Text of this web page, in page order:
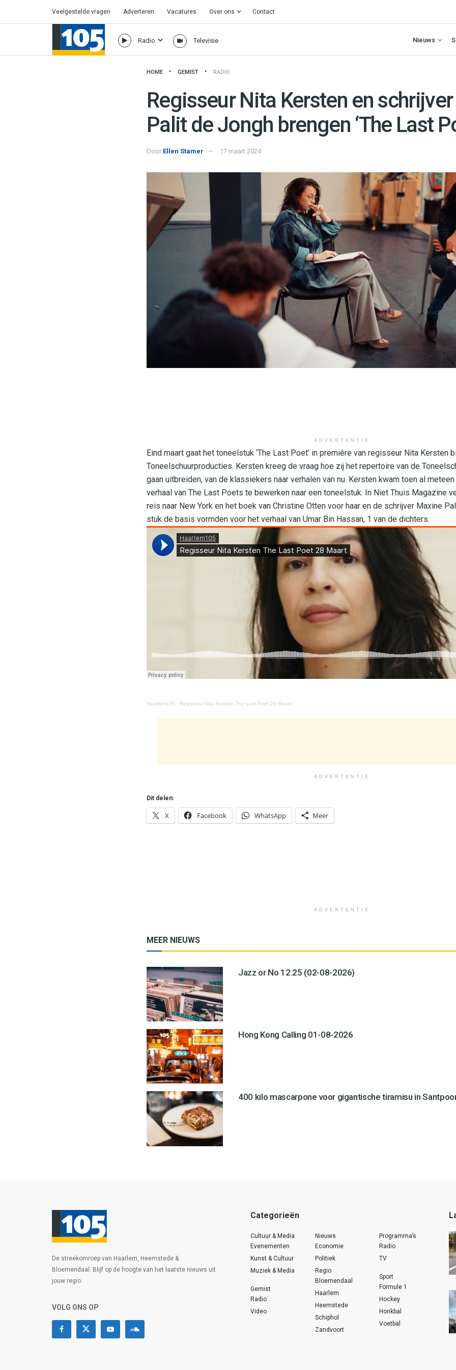
Veelgestelde vragen Adverteren Vacatures Over ons Contact
Radio Televisie Nieuws
HOME GEMIST RADIO
Regisseur Nita Kersten en
Palit de Jongh brengen ‘The Last
Door Ellen Stamer 17 maart 2024
ADVERTENTIE
Eind maart gaat het toneelstuk ‘The Last Poet’ in première van regisseur Nita Kersten
Toneelschuurproducties. Kersten kreeg de vraag hoe zij het repertoire van de
gaan uitbreiden, van de klassiekers naar verhalen van nu. Kersten kwam toen al
verhaal van The Last Poets te bewerken naar een toneelstuk. In Niet Thuis Magazine
reis naar New York en het boek van Christine Otten voor haar en de schrijver Maxine
stuk de basis vormden voor het verhaal van Umar Bin Hassan, 1 van de dichters.
Haarlem105 · Regisseur Nita Kersten The Last Poet 28 Maart
ADVERTENTIE
Dit delen:
X Facebook WhatsApp Meer
ADVERTENTIE
MEER NIEUWS
Jazz or No 12.25 (02-08-2026)
Hong Kong Calling 01-08-2026
400 kilo mascarpone voor gigantische tiramisu in
De streekomroep van Haarlem, Heemstede &
Bloemendaal. Blijf op de hoogte van het laatste nieuws uit
jouw regio.
VOLG ONS OP
Categorieën
Cultuur & Media
Evenementen
Kunst & Cultuur
Muziek & Media
Gemist
Radio
Video
Nieuws
Economie
Politiek
Regio
Bloemendaal
Haarlem
Heemstede
Schiphol
Zandvoort
Programma’s
Radio
TV
Sport
Formule 1
Hockey
Honkbal
Voetbal